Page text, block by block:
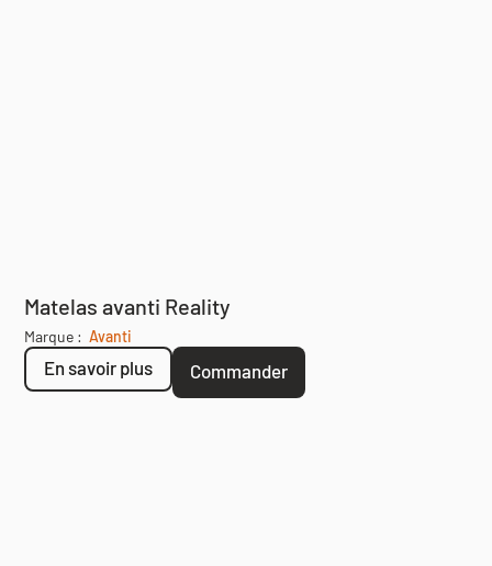
Matelas avanti Reality
Marque : Avanti
En savoir plus Commander